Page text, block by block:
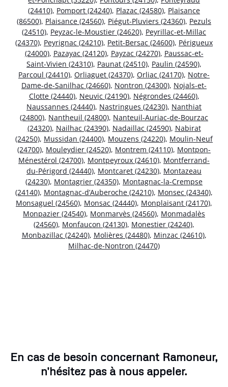
(24410), Pomport (24240), Plazac (24580), Plaisance
(86500), Plaisance (24560), Piégut-Pluviers (24360), Pezuls
(24510), Peyzac-le-Moustier (24620), Peyrillac-et-Millac
(24370), Peyrignac (24210), Petit-Bersac (24600), Périgueux
(24000), Pazayac (24120), Payzac (24270), Paussac-et-
Saint-Vivien (24310), Paunat (24510), Paulin (24590),
Parcoul (24410), Orliaguet (24370), Orliac (24170), Notre-
Dame-de-Sanilhac (24660), Nontron (24300), Nojals-et-
Clotte (24440), Neuvic (24190), Négrondes (24460),
Naussannes (24440), Nastringues (24230), Nanthiat
(24800), Nantheuil (24800), Nanteuil-Auriac-de-Bourzac
(24320), Nailhac (24390), Nadaillac (24590), Nabirat
(24250), Mussidan (24400), Mouzens (24220), Moulin-Neuf
(24700), Mouleydier (24520), Montrem (24110), Montpon-
Ménestérol (24700), Montpeyroux (24610), Montferrand-
du-Périgord (24440), Montcaret (24230), Montazeau
(24230), Montagrier (24350), Montagnac-la-Crempse
(24140), Montagnac-d’Auberoche (24210), Monsec (24340),
Monsaguel (24560), Monsac (24440), Monplaisant (24170),
Monpazier (24540), Monmarvès (24560), Monmadalès
(24560), Monfaucon (24130), Monestier (24240),
Monbazillac (24240), Molières (24480), Minzac (24610),
Milhac-de-Nontron (24470)
En cas de besoin concernant Ramoneur,
n'hésitez pas à nous appeler.